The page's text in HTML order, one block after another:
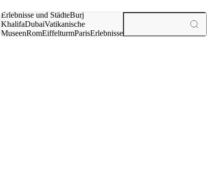
Erlebnisse und StädteBurj
KhalifaDubaiVatikanische
MuseenRomEiffelturmParisErlebnisse